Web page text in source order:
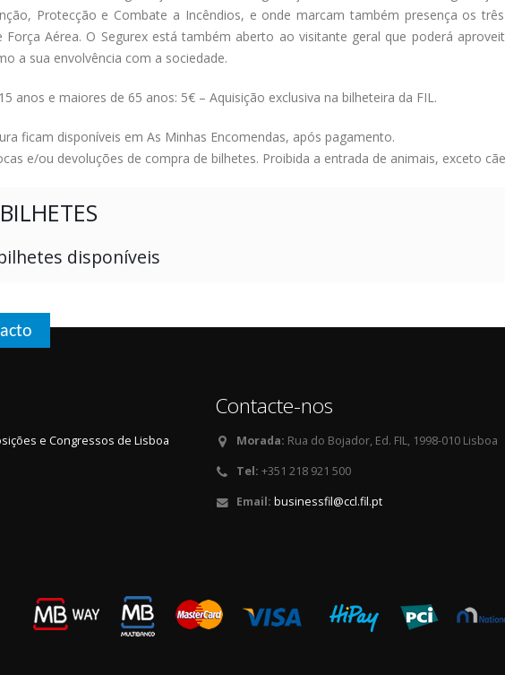
Protecção e Combate a Incêndios, e onde marcam também presença os
Força Aérea. O Segurex está também aberto ao visitante geral que poderá
a sua envolvência com a sociedade.
anos e maiores de 65 anos: 5€ – Aquisição exclusiva na bilheteira da FIL.
ficam disponíveis em As Minhas Encomendas, após pagamento.
e/ou devoluções de compra de bilhetes. Proibida a entrada de animais, exceto
disponíveis
e Congressos de Lisboa
Contacte-nos
Morada: Rua do Bojador, Ed. FIL, 1998-010 Lisboa
Tel: +351 218 921 500
Email: businessfil@ccl.fil.pt